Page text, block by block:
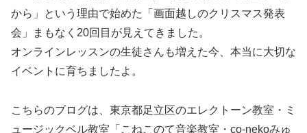
から」という理由で始めた「画面越しのクリスマス発表
会」まもなく20回目が見えてきました。
オンラインレッスンの生徒さんも増えた今、本当に大切な
イベントに育ちましたよ。
こちらのブログは、東京都足立区のエレクトーン教室・ミ
ュージックベル教室「こねこのて音楽教室・co-nekoみゅ